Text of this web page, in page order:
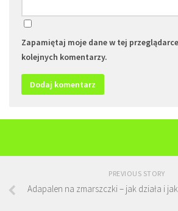
Zapamiętaj moje dane w tej
kolejnych komentarzy.
PREVIOUS STORY
Adapalen na zmarszczki – jak działa i